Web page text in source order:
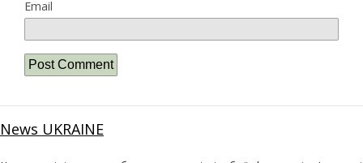
Email
News UKRAINE